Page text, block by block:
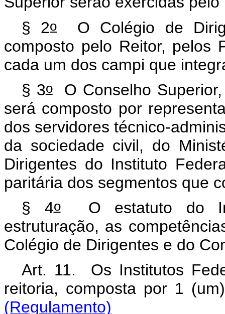
§ 2oO Colégio de
composto pelo Reitor, pelos
cada um dos campi que
§ 3oO Conselho Superior,
será composto por
dos servidores técnico-
da sociedade civil, do
Dirigentes do Instituto
paritária dos segmentos que
§ 4oO estatuto do
estruturação, as
Colégio de Dirigentes e do
Art. 11. Os Institutos
reitoria, composta por 1
(Regulamento)